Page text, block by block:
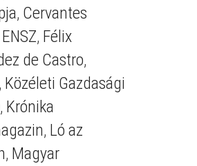
, Cervantes
ENSZ, Félix
de Castro,
, Közéleti Gazdasági
, Krónika
, Ló az
, Magyar